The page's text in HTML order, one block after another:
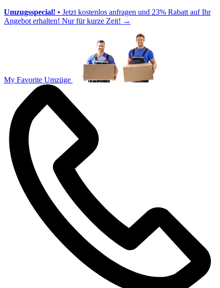
Umzugsspecial! • Jetzt kostenlos anfragen und 23% Rabatt auf Ihr
Angebot erhalten! Nur für kurze Zeit! →
My Favorite Umzüge